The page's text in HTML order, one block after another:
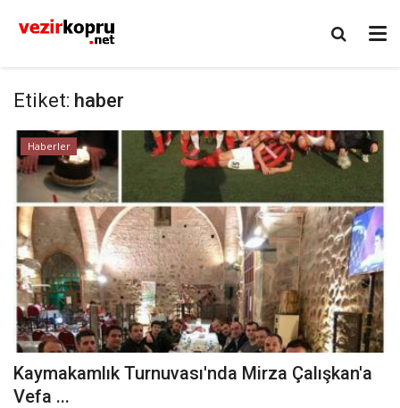
Etiket: haber
Haberler
Kaymakamlık Turnuvası'nda Mirza Çalışkan'a
Vefa ...